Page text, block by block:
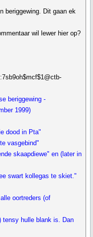
beriggewing. Dit gaan ek
wil lewer hier op?
beriggewing -
1999)
dood in Pta"
vasgebind"
skaapdiewe" en (later in
swart kollegas te skiet."
oortreders (of
tensy hulle blank is. Dan